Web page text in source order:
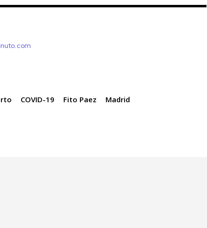
COVID-19 Fito Paez Madrid